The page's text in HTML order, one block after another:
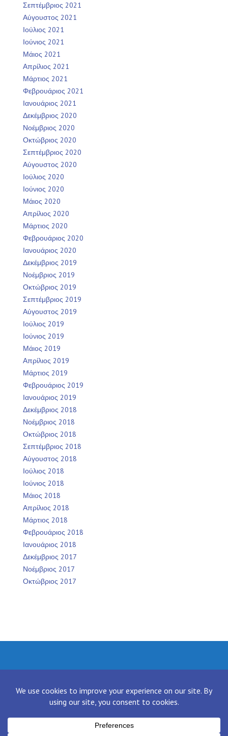
Σεπτέμβριος 2021
Αύγουστος 2021
Ιούλιος 2021
Ιούνιος 2021
Μάιος 2021
Απρίλιος 2021
Μάρτιος 2021
Φεβρουάριος 2021
Ιανουάριος 2021
Δεκέμβριος 2020
Νοέμβριος 2020
Οκτώβριος 2020
Σεπτέμβριος 2020
Αύγουστος 2020
Ιούλιος 2020
Ιούνιος 2020
Μάιος 2020
Απρίλιος 2020
Μάρτιος 2020
Φεβρουάριος 2020
Ιανουάριος 2020
Δεκέμβριος 2019
Νοέμβριος 2019
Οκτώβριος 2019
Σεπτέμβριος 2019
Αύγουστος 2019
Ιούλιος 2019
Ιούνιος 2019
Μάιος 2019
Απρίλιος 2019
Μάρτιος 2019
Φεβρουάριος 2019
Ιανουάριος 2019
Δεκέμβριος 2018
Νοέμβριος 2018
Οκτώβριος 2018
Σεπτέμβριος 2018
Αύγουστος 2018
Ιούλιος 2018
Ιούνιος 2018
Μάιος 2018
Απρίλιος 2018
Μάρτιος 2018
Φεβρουάριος 2018
Ιανουάριος 2018
Δεκέμβριος 2017
Νοέμβριος 2017
Οκτώβριος 2017